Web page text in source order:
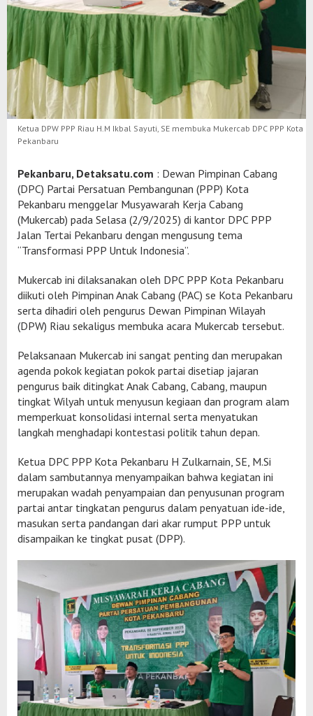
Ketua DPW PPP Riau H.M Ikbal Sayuti, SE membuka Mukercab DPC PPP Kota
Pekanbaru
Pekanbaru, Detaksatu.com : Dewan Pimpinan Cabang
(DPC) Partai Persatuan Pembangunan (PPP) Kota
Pekanbaru menggelar Musyawarah Kerja Cabang
(Mukercab) pada Selasa (2/9/2025) di kantor DPC PPP
Jalan Tertai Pekanbaru dengan mengusung tema
“Transformasi PPP Untuk Indonesia”.
Mukercab ini dilaksanakan oleh DPC PPP Kota Pekanbaru
diikuti oleh Pimpinan Anak Cabang (PAC) se Kota Pekanbaru
serta dihadiri oleh pengurus Dewan Pimpinan Wilayah
(DPW) Riau sekaligus membuka acara Mukercab tersebut.
Pelaksanaan Mukercab ini sangat penting dan merupakan
agenda pokok kegiatan pokok partai disetiap jajaran
pengurus baik ditingkat Anak Cabang, Cabang, maupun
tingkat Wilyah untuk menyusun kegiaan dan program alam
memperkuat konsolidasi internal serta menyatukan
langkah menghadapi kontestasi politik tahun depan.
Ketua DPC PPP Kota Pekanbaru H Zulkarnain, SE, M.Si
dalam sambutannya menyampaikan bahwa kegiatan ini
merupakan wadah penyampaian dan penyusunan program
partai antar tingkatan pengurus dalam penyatuan ide-ide,
masukan serta pandangan dari akar rumput PPP untuk
disampaikan ke tingkat pusat (DPP).